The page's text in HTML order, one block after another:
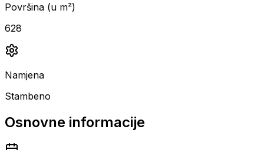
Površina (u m²)
628
Namjena
Stambeno
Osnovne informacije